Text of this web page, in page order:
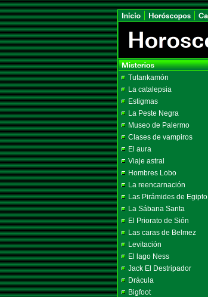
Tutankamón
La catalepsia
Estigmas
La Peste Negra
Museo de Palermo
Clases de vampiros
El aura
Viaje astral
Hombres Lobo
La reencarnación
Las Pirámides de Egipto
La Sábana Santa
El Priorato de Sión
Las caras de Belmez
Levitación
El lago Ness
Jack El Destripador
Drácula
Bigfoot